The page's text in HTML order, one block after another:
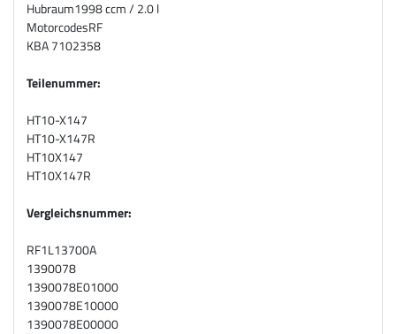
Hubraum1998 ccm / 2.0 l
MotorcodesRF
KBA 7102358
Teilenummer:
HT10-X147
HT10-X147R
HT10X147
HT10X147R
Vergleichsnummer:
RF1L13700A
1390078
1390078E01000
1390078E10000
1390078E00000